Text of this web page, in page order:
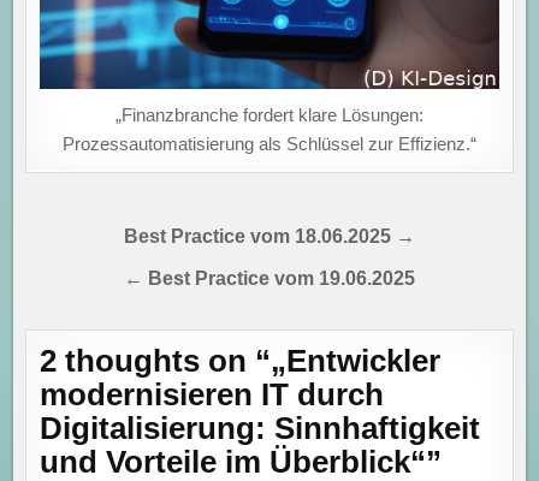
„Finanzbranche fordert klare Lösungen:
Prozessautomatisierung als Schlüssel zur Effizienz.“
Beitragsnavigation
Best Practice vom 18.06.2025 →
← Best Practice vom 19.06.2025
2 thoughts on “„Entwickler
modernisieren IT durch
Digitalisierung: Sinnhaftigkeit
und Vorteile im Überblick“”